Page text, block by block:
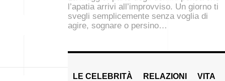
l’apatia arrivi all’improvviso. Un giorno ti
svegli semplicemente senza voglia di
agire, sognare o persino…
LE CELEBRITÀ RELAZIONI
VITA